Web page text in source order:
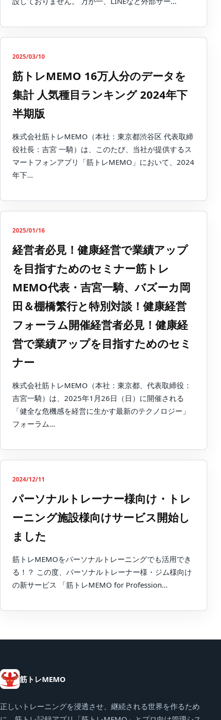
2025/03/10
筋トレMEMO 16万人分のデータを
集計 人気種目ランキング 2024年下
半期版
株式会社筋トレMEMO（本社：東京都渋谷区 代表取締
役社長：吉宮 一騎）は、このたび、当社が提供するス
マートフォンアプリ「筋トレMEMO」において、2024
年下…
2025/01/16
経営者必見！健康経営で業績アップ
を目指すためのセミナー筋トレ
MEMO代表・吉宮一騎、バズーカ岡
田＆棚橋繁行と特別対談！健康経営
フォーラム開催経営者必見！健康経
営で業績アップを目指すためのセミ
ナー
株式会社筋トレMEMO（本社：東京都、代表取締役：
吉宮一騎）は、2025年1月26日（日）に開催される
「健全な危機感を経営に生かす最新のテクノロジー」
フォーラム…
2024/12/11
パーソナルトレーナー様向け・トレ
ーニング施設様向けサービス開始し
ました
筋トレMEMOをパーソナルトレーニングでも活用でき
る！？ この度、パーソナルトレーナー様・ジム様向け
の新サービス 「筋トレMEMO for Profession…
筋トレMEMO
正しいトレーニングを浸透させ、継続される世界を作るため